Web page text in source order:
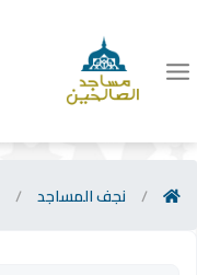
/ نجف المساجد /